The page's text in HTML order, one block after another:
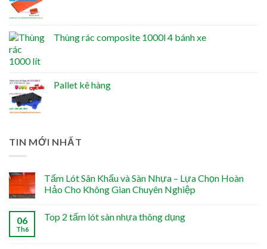
Thùng rác composite 1000l 4 bánh xe
Pallet kê hàng
TIN MỚI NHẤT
Tấm Lót Sân Khấu và Sàn Nhựa – Lựa Chọn Hoàn
Hảo Cho Không Gian Chuyên Nghiệp
06
Th6
Top 2 tấm lót sàn nhựa thông dụng